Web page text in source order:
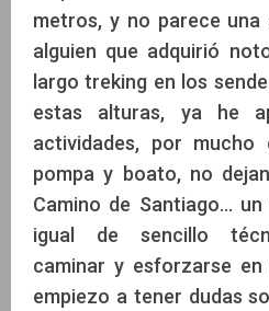
metros, y no parece
alguien que adquirió
largo treking en los
estas alturas, ya he
actividades, por
pompa y boato, no
Camino de Santiago…
igual de sencillo
caminar y esforzarse
empiezo a tener dudas